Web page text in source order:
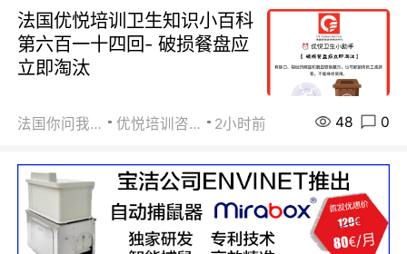
法国优悦培训卫生知识小百科
第六百一十四回- 破损餐盘应
立即淘汰
法国你问我答 优悦培训咨询 2小时前 48 0